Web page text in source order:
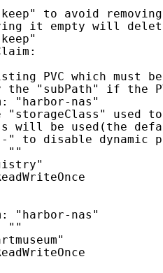
to avoid removing
it empty will
:
PVC which must
the "subPath" if the
:
"harbor-nas"
"storageClass" used
will be used(the
to disable dynamic
""
:
"harbor-nas"
""